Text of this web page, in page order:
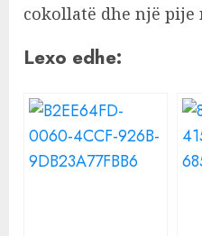
cokollatë dhe një pije
Lexo edhe: